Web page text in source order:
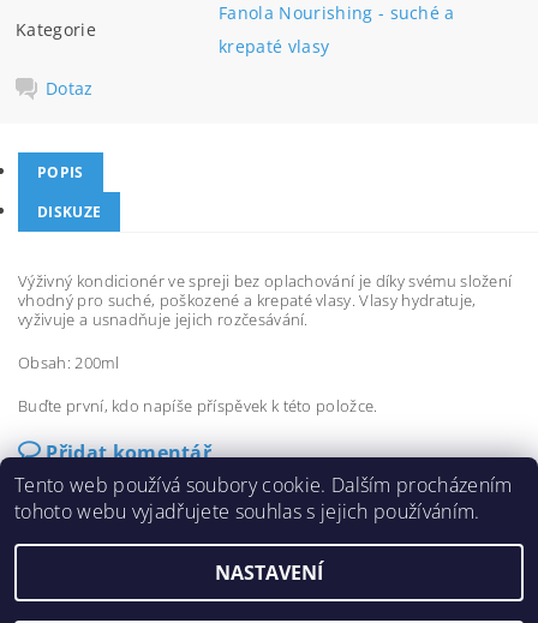
Kategorie
Fanola Nourishing - suché a
krepaté vlasy
Dotaz
POPIS
DISKUZE
Výživný kondicionér ve spreji bez oplachování je díky svému složení
vhodný pro suché, poškozené a krepaté vlasy. Vlasy hydratuje,
vyživuje a usnadňuje jejich rozčesávání.
Obsah: 200ml
Buďte první, kdo napíše příspěvek k této položce.
Přidat komentář
2026 ©eshop-fanola.cz, všechna práva vyhrazena
Tento web používá soubory cookie. Dalším procházením
tohoto webu vyjadřujete souhlas s jejich používáním.
NASTAVENÍ